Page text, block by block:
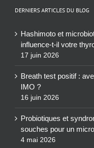
DERNIERS ARTICLES DU BLOG
Hashimoto et
influence-t-il votre
17 juin 2026
Breath test positif :
IMO ?
16 juin 2026
Probiotiques et
souches pour un
4 mai 2026